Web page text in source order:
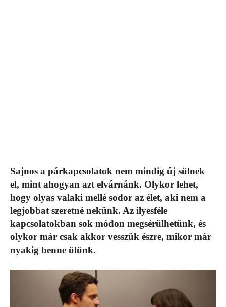
Sajnos a párkapcsolatok nem mindig új sülnek
el, mint ahogyan azt elvárnánk. Olykor lehet,
hogy olyas valaki mellé sodor az élet, aki nem a
legjobbat szeretné nekünk. Az ilyesféle
kapcsolatokban sok módon megsérülhetünk, és
olykor már csak akkor vesszük észre, mikor már
nyakig benne ülünk.